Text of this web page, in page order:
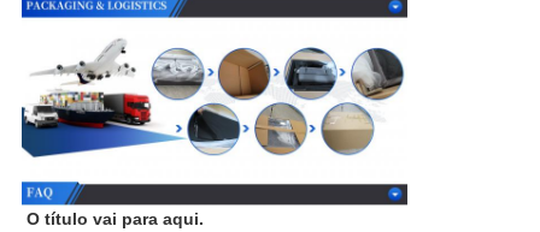
O título vai para aqui.